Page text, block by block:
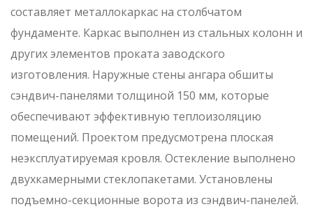
составляет металлокаркас на столбчатом
фундаменте. Каркас выполнен из стальных колонн и
других элементов проката заводского
изготовления. Наружные стены ангара обшиты
сэндвич-панелями толщиной 150 мм, которые
обеспечивают эффективную теплоизоляцию
помещений. Проектом предусмотрена плоская
неэксплуатируемая кровля. Остекление выполнено
двухкамерными стеклопакетами. Установлены
подъемно-секционные ворота из сэндвич-панелей.